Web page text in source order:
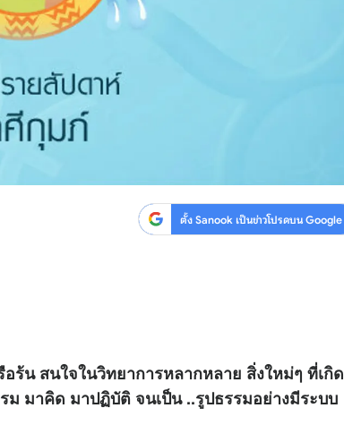
ตั้ง Sanook เป็นข่าวโปรดบน Google
น สนใจในวิทยาการหลากหลาย สิ่งใหม่ๆ ที่เกิด
มาคิด มาปฏิบัติ จนเป็น ..รูปธรรมอย่างมีระบบ